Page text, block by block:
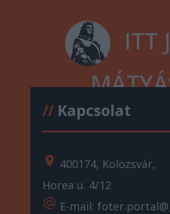
ITT
//Kapcsolat
location_on 400174, Kolozsvár,
Horea u. 4/12
alternate_email E-mail: